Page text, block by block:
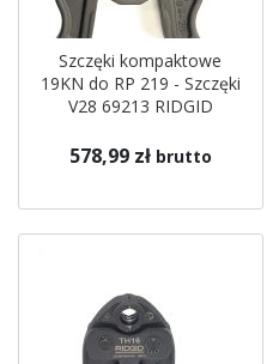
Szczęki kompaktowe
19KN do RP 219 - Szczęki
V28 69213 RIDGID
578,99 zł brutto